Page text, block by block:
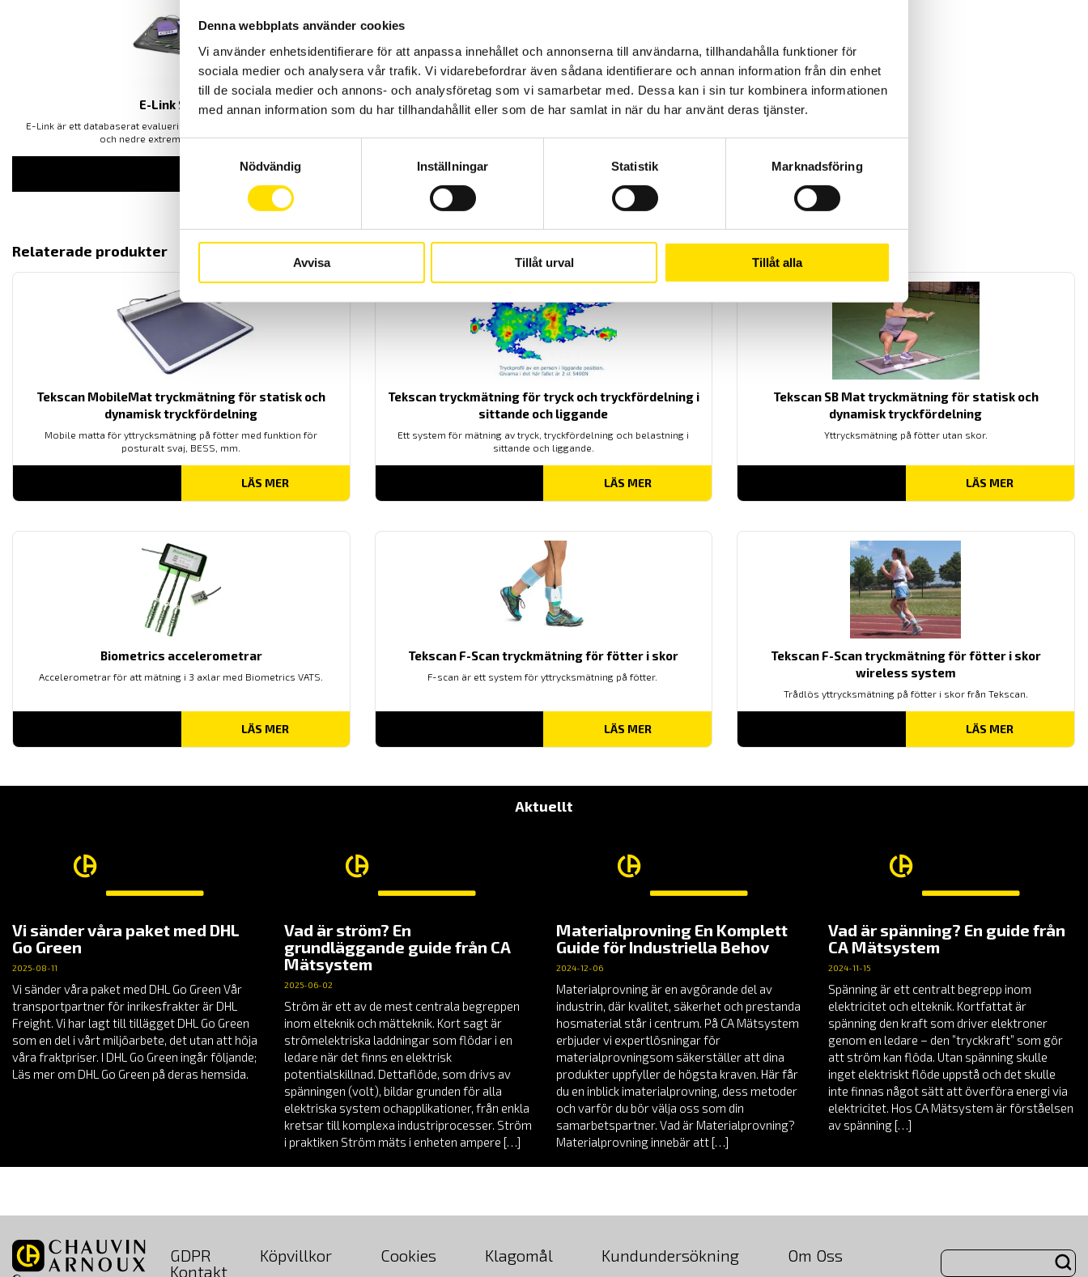
Denna webbplats använder cookies
Vi använder enhetsidentifierare för att anpassa innehållet och annonserna till användarna, tillhandahålla funktioner för
sociala medier och analysera vår trafik. Vi vidarebefordrar även sådana identifierare och annan information från din enhet
till de sociala medier och annons- och analysföretag som vi samarbetar med. Dessa kan i sin tur kombinera informationen
med annan information som du har tillhandahållit eller som de har samlat in när du har använt deras tjänster.
Samtyckesval
Nödvändig
Inställningar Statistik Marknadsföring
Avvisa Tillåt urval Tillåt alla
E-Link System
E-Link är ett databaserat evaluerings och träningsprogram för övre
och nedre extremiteter samt nacke.
LÄS MER
Relaterade produkter
Tekscan MobileMat tryckmätning för statisk och
dynamisk tryckfördelning
Mobile matta för yttrycksmätning på fötter med funktion för
posturalt svaj, BESS, mm.
LÄS MER
Tekscan tryckmätning för tryck och tryckfördelning i
sittande och liggande
Ett system för mätning av tryck, tryckfördelning och belastning i
sittande och liggande.
LÄS MER
Tekscan SB Mat tryckmätning för statisk och
dynamisk tryckfördelning
Yttrycksmätning på fötter utan skor.
LÄS MER
Biometrics accelerometrar
Accelerometrar för att mätning i 3 axlar med Biometrics VATS.
LÄS MER
Tekscan F-Scan tryckmätning för fötter i skor
F-scan är ett system för yttrycksmätning på fötter.
LÄS MER
Tekscan F-Scan tryckmätning för fötter i skor
wireless system
Trådlös yttrycksmätning på fötter i skor från Tekscan.
LÄS MER
Aktuellt
Vi sänder våra paket med DHL
Go Green
2025-08-11
Vi sänder våra paket med DHL Go Green Vår
transportpartner för inrikesfrakter är DHL
Freight. Vi har lagt till tillägget DHL Go Green
som en del i vårt miljöarbete, det utan att höja
våra fraktpriser. I DHL Go Green ingår följande;
Läs mer om DHL Go Green på deras hemsida.
Vad är ström? En
grundläggande guide från CA
Mätsystem
2025-06-02
Ström är ett av de mest centrala begreppen
inom elteknik och mätteknik. Kort sagt är
strömelektriska laddningar som flödar i en
ledare när det finns en elektrisk
potentialskillnad. Dettaflöde, som drivs av
spänningen (volt), bildar grunden för alla
elektriska system ochapplikationer, från enkla
kretsar till komplexa industriprocesser. Ström
i praktiken Ström mäts i enheten ampere […]
Materialprovning En Komplett
Guide för Industriella Behov
2024-12-06
Materialprovning är en avgörande del av
industrin, där kvalitet, säkerhet och prestanda
hosmaterial står i centrum. På CA Mätsystem
erbjuder vi expertlösningar för
materialprovningsom säkerställer att dina
produkter uppfyller de högsta kraven. Här får
du en inblick imaterialprovning, dess metoder
och varför du bör välja oss som din
samarbetspartner. Vad är Materialprovning?
Materialprovning innebär att […]
Vad är spänning? En guide från
CA Mätsystem
2024-11-15
Spänning är ett centralt begrepp inom
elektricitet och elteknik. Kortfattat är
spänning den kraft som driver elektroner
genom en ledare – den ”tryckkraft” som gör
att ström kan flöda. Utan spänning skulle
inget elektriskt flöde uppstå och det skulle
inte finnas något sätt att överföra energi via
elektricitet. Hos CA Mätsystem är förståelsen
av spänning […]
GDPR Köpvillkor Cookies Klagomål Kundundersökning
Om Oss
Kontakt